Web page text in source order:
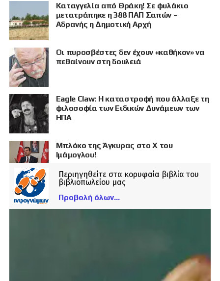
Καταγγελία από Θράκη! Σε φυλάκιο
μετατράπηκε η 388 ΠΑΠ Σαπών –
Αδρανής η Δημοτική Αρχή
Οι πυροσβέστες δεν έχουν «καθήκον» να
πεθαίνουν στη δουλειά
Eagle Claw: Η καταστροφή που άλλαξε τη
φιλοσοφία των Ειδικών Δυνάμεων των
ΗΠΑ
Μπλόκο της Άγκυρας στο X του
Ιμάμογλου!
Περιηγηθείτε στα κορυφαία βιβλία του
βιβλιοπωλείου μας
Προβολή όλων